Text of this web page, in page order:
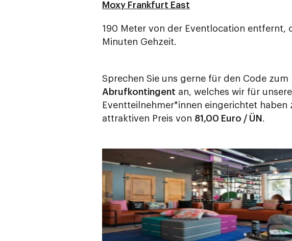
Moxy Frankfurt East
190 Meter von der Eventlocation entfernt,
Minuten Gehzeit.
Sprechen Sie uns gerne für den Code zum
Abrufkontingent an, welches wir für unsere
Eventteilnehmer*innen eingerichtet haben
attraktiven Preis von 81,00 Euro / ÜN .